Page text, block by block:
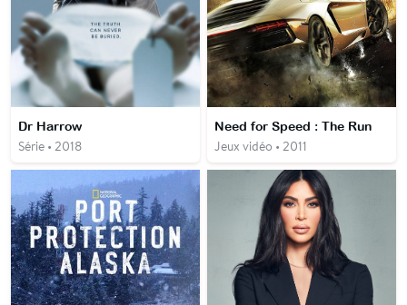
Dr Harrow
Série • 2018
Need for Speed : The Run
Jeux vidéo • 2011